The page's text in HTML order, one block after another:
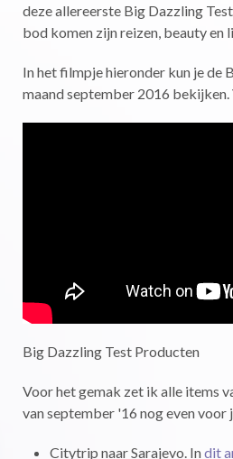
deze allereerste Big Dazzling
bod komen zijn reizen, beauty en
In het filmpje hieronder kun je de
maand september 2016
Big Dazzling Test Producten
Voor het gemak zet ik alle items
van september '16 nog even voor
Citytrip naar Sarajevo. Indit